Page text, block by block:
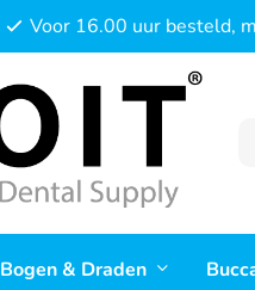
Voor 16.00 uur besteld,
Bogen & Draden